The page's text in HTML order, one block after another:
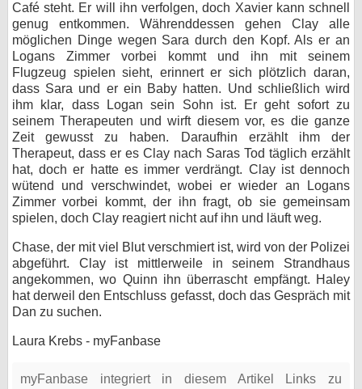
Café steht. Er will ihn verfolgen, doch Xavier kann schnell
genug entkommen. Währenddessen gehen Clay alle
möglichen Dinge wegen Sara durch den Kopf. Als er an
Logans Zimmer vorbei kommt und ihn mit seinem
Flugzeug spielen sieht, erinnert er sich plötzlich daran,
dass Sara und er ein Baby hatten. Und schließlich wird
ihm klar, dass Logan sein Sohn ist. Er geht sofort zu
seinem Therapeuten und wirft diesem vor, es die ganze
Zeit gewusst zu haben. Daraufhin erzählt ihm der
Therapeut, dass er es Clay nach Saras Tod täglich erzählt
hat, doch er hatte es immer verdrängt. Clay ist dennoch
wütend und verschwindet, wobei er wieder an Logans
Zimmer vorbei kommt, der ihn fragt, ob sie gemeinsam
spielen, doch Clay reagiert nicht auf ihn und läuft weg.
Chase, der mit viel Blut verschmiert ist, wird von der Polizei
abgeführt. Clay ist mittlerweile in seinem Strandhaus
angekommen, wo Quinn ihn überrascht empfängt. Haley
hat derweil den Entschluss gefasst, doch das Gespräch mit
Dan zu suchen.
Laura Krebs - myFanbase
myFanbase integriert in diesem Artikel Links zu